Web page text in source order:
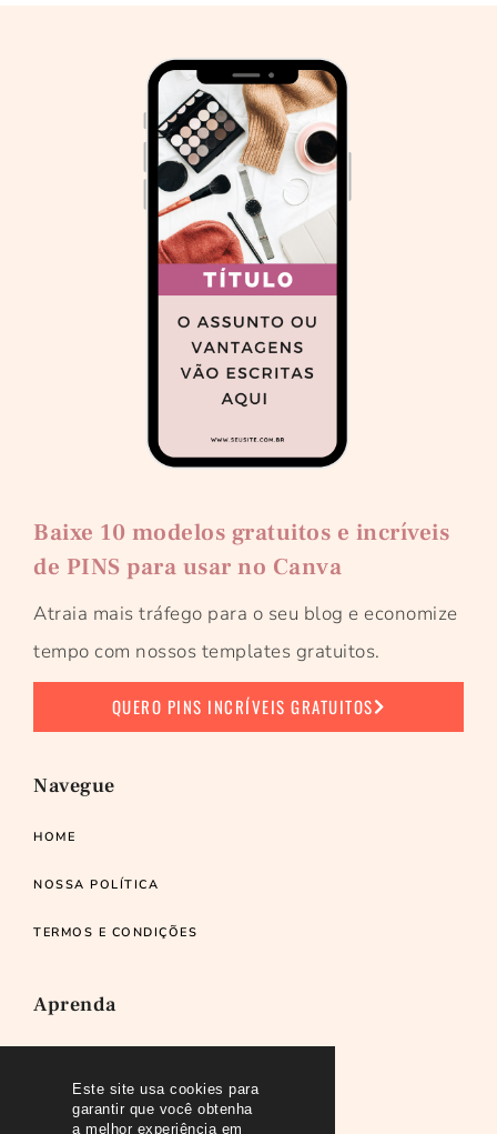
Este site usa cookies para
garantir que você obtenha
a melhor experiência em
Baixe 10 modelos gratuitos e incríveis
de PINS para usar no Canva
Atraia mais tráfego para o seu blog e economize
tempo com nossos templates gratuitos.
QUERO PINS INCRÍVEIS GRATUITOS
Navegue
HOME
NOSSA POLÍTICA
TERMOS E CONDIÇÕES
Aprenda
PODCAST